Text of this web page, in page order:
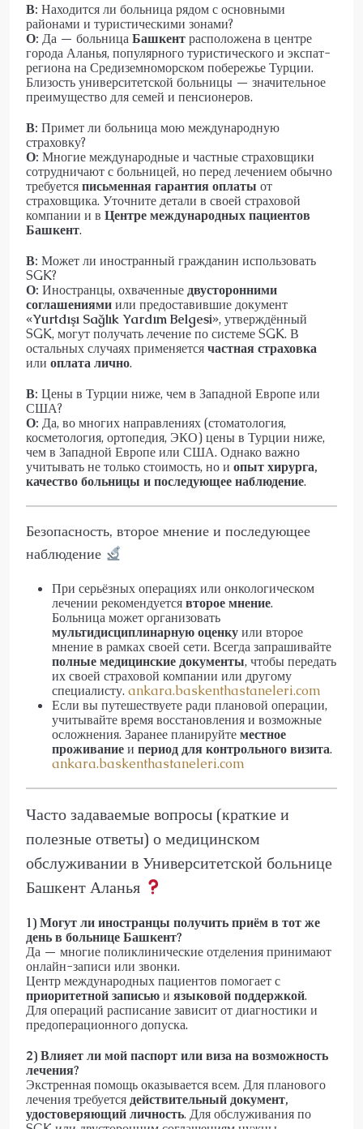
В: Находится ли больница рядом с основными
районами и туристическими зонами?
О: Да — больницаБашкентрасположена в центре
города Аланья, популярного туристического и экспат-
региона на Средиземноморском побережье Турции.
Близость университетской больницы — значительное
преимущество для семей и пенсионеров.
В: Примет ли больница мою международную
страховку?
О: Многие международные и частные страховщики
сотрудничают с больницей, но перед лечением обычно
требуетсяписьменная гарантия оплаты от
страховщика. Уточните детали в своей страховой
компании и в Центре международных пациентов
Башкент.
В: Может ли иностранный гражданин использовать
SGK?
О: Иностранцы, охваченныедвусторонними
соглашениямиили предоставившие документ
«Yurtdışı Sağlık Yardım Belgesi», утверждённый
SGK, могут получать лечение по системе SGK. В
остальных случаях применяетсячастная страховка
или оплата лично.
В: Цены в Турции ниже, чем в Западной Европе или
США?
О: Да, во многих направлениях (стоматология,
косметология, ортопедия, ЭКО) цены в Турции ниже,
чем в Западной Европе или США. Однако важно
учитывать не только стоимость, но и опыт хирурга,
качество больницы и последующее наблюдение.
Безопасность, второе мнение и последующее
наблюдение
При серьёзных операциях или онкологическом
лечении рекомендуетсявторое мнение.
Больница может организовать
мультидисциплинарную оценкуили второе
мнение в рамках своей сети. Всегда запрашивайте
полные медицинские документы, чтобы передать
их своей страховой компании или другому
специалисту. ankara.baskenthastaneleri.com
Если вы путешествуете ради плановой операции,
учитывайте время восстановления и возможные
осложнения. Заранее планируйтеместное
проживаниеи период для контрольного визита.
ankara.baskenthastaneleri.com
Часто задаваемые вопросы (краткие и
полезные ответы) о медицинском
обслуживании в Университетской больнице
Башкент Аланья
1) Могут ли иностранцы получить приём в тот же
день в больнице Башкент?
Да — многие поликлинические отделения принимают
онлайн-записи или звонки.
Центр международных пациентов помогает с
приоритетной записьюи языковой поддержкой.
Для операций расписание зависит от диагностики и
предоперационного допуска.
2) Влияет ли мой паспорт или виза на возможность
лечения?
Экстренная помощь оказывается всем. Для планового
лечения требуетсядействительный документ,
удостоверяющий личность. Для обслуживания по